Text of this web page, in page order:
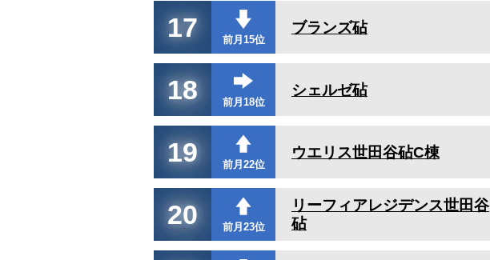
17 前月15位
ブランズ砧
18 前月18位
シェルゼ砧
19 前月22位
ウエリス世田谷砧C棟
20 前月23位
リーフィアレジデンス世田谷
砧